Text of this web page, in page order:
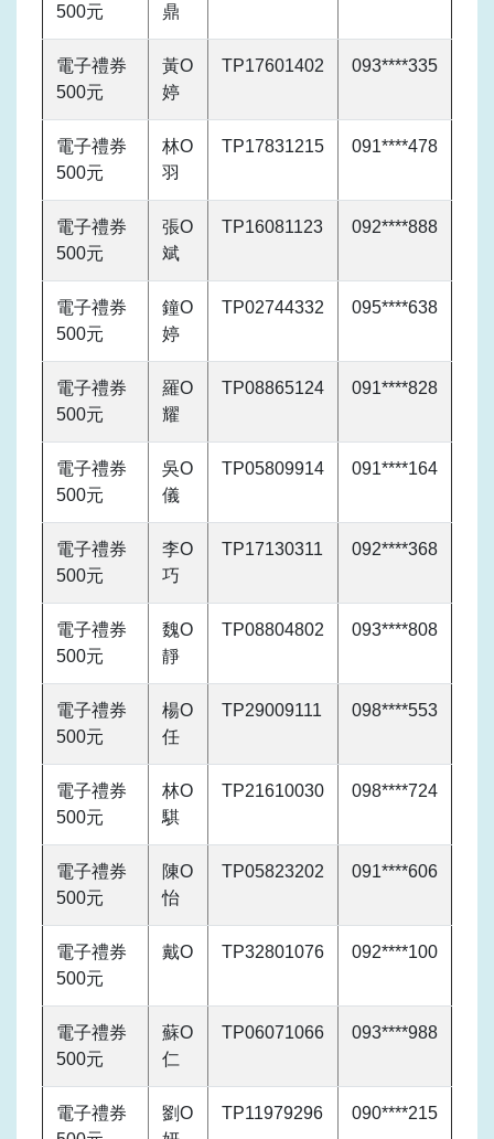
500元
鼎
電子禮券
500元
黃O
婷
TP17601402 093****335
電子禮券
500元
林O
羽
TP17831215 091****478
電子禮券
500元
張O
斌
TP16081123 092****888
電子禮券
500元
鐘O
婷
TP02744332 095****638
電子禮券
500元
羅O
耀
TP08865124 091****828
電子禮券
500元
吳O
儀
TP05809914 091****164
電子禮券
500元
李O
巧
TP17130311 092****368
電子禮券
500元
魏O
靜
TP08804802 093****808
電子禮券
500元
楊O
任
TP29009111 098****553
電子禮券
500元
林O
騏
TP21610030 098****724
電子禮券
500元
陳O
怡
TP05823202 091****606
電子禮券
500元
戴O TP32801076 092****100
電子禮券
500元
蘇O
仁
TP06071066 093****988
電子禮券
劉O
TP11979296 090****215